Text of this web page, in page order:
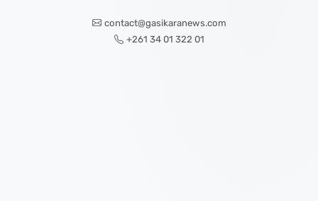
contact@gasikaranews.com
+261 34 01 322 01